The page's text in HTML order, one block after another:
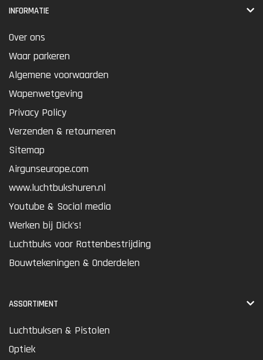
INFORMATIE
Over ons
Waar parkeren
Algemene voorwaarden
Wapenwetgeving
Privacy Policy
Verzenden & retourneren
Sitemap
Airgunseurope.com
www.luchtbukshuren.nl
Youtube & Social media
Werken bij Dick's!
Luchtbuks voor Rattenbestrijding
Bouwtekeningen & Onderdelen
ASSORTIMENT
Luchtbuksen & Pistolen
Optiek